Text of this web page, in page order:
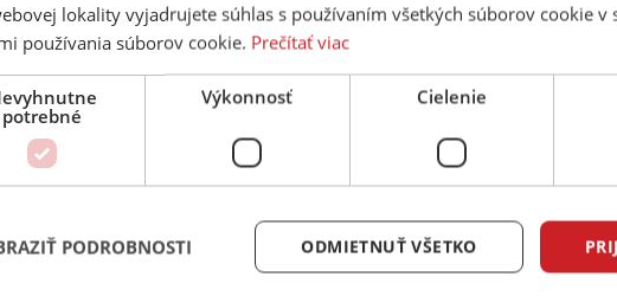
lokality vyjadrujete súhlas s používaním všetkých súborov cookie v
používania súborov cookie. Prečítať viac
potrebné
Výkonnosť Cielenie
ODMIETNUŤ VŠETKO
PODROBNOSTI